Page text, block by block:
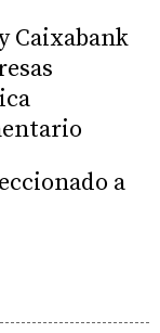
Caixabank
a